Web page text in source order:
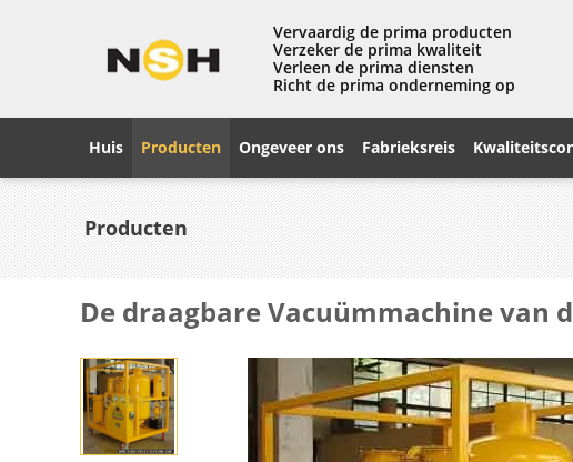
Vervaardig de prima producten
Verzeker de prima kwaliteit
Verleen de prima diensten
Richt de prima onderneming op
Huis Producten Ongeveer ons Fabrieksreis
Producten
De draagbare Vacuümmachine van